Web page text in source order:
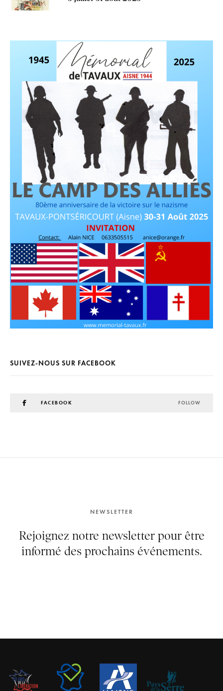
SUIVEZ-NOUS SUR FACEBOOK
FACEBOOK FOLLOW
NEWSLETTER
Rejoignez notre newsletter pour être
informé des prochains événements.